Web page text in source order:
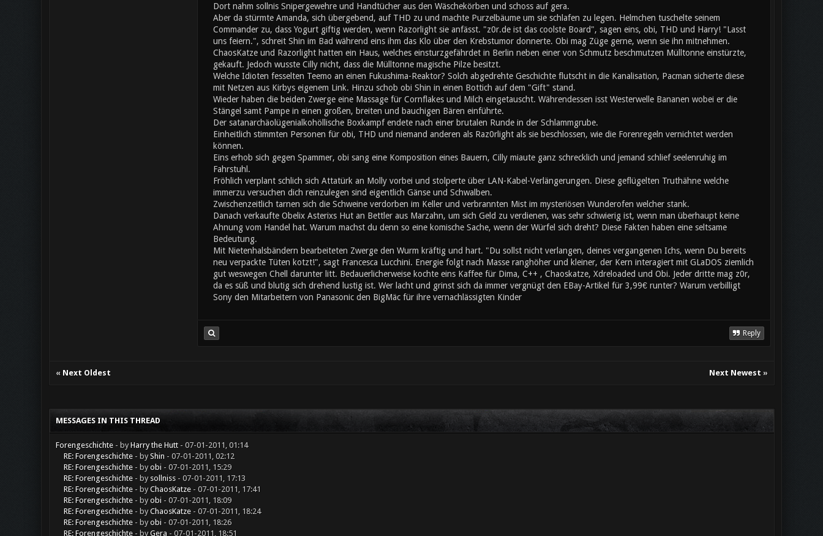
Dort nahm sollnis Snipergewehre und Handtücher aus den Wäschekörben und schoss auf gera.
Aber da stürmte Amanda, sich übergebend, auf THD zu und machte Purzelbäume um sie schlafen zu legen. Helmchen tuschelte seinem
Commander zu, dass Yogurt giftig werden, wenn Razorlight sie anfässt. "z0r.de ist das coolste Board", sagen eins, obi, THD und Harry! "Lasst
uns feiern.", schreit Shin im Bad während eins ihm das Klo über den Krebstumor donnerte. Obi mag Züge gerne, wenn sie ihn mitnehmen.
ChaosKatze und Razorlight hatten ein Haus, welches einsturzgefährdet in Berlin neben einer von Schmutz beschmutzen Mülltonne einstürzte,
gekauft. Jedoch wusste Cilly nicht, dass die Mülltonne magische Pilze besitzt.
Welche Idioten fesselten Teemo an einen Fukushima-Reaktor? Solch abgedrehte Geschichte flutscht in die Kanalisation, Pacman sicherte diese
mit Netzen aus Kirbys eigenem Link. Hinzu schob obi Shin in einen Bottich auf dem "Gift" stand.
Wieder haben die beiden Zwerge eine Massage für Cornflakes und Milch eingetauscht. Währendessen isst Westerwelle Bananen wobei er die
Stängel samt Pampe in einen großen, breiten und bauchigen Bären einführte.
Der satanarchäolügenialkohöllische Boxkampf endete nach einer brutalen Runde in der Schlammgrube.
Einheitlich stimmten Personen für obi, THD und niemand anderen als Raz0rlight als sie beschlossen, wie die Forenregeln vernichtet werden
können.
Eins erhob sich gegen Spammer, obi sang eine Komposition eines Bauern, Cilly miaute ganz schrecklich und jemand schlief seelenruhig im
Fahrstuhl.
Fröhlich verplant schlich sich Attatürk an Molly vorbei und stolperte über LAN-Kabel-Verlängerungen. Diese geflügelten Truthähne welche
immerzu versuchen dich reinzulegen sind eigentlich Gänse und Schwalben.
Zwischenzeitlich tarnen sich die Schweine verdorben im Keller und verbrannten Mist im mysteriösen Wunderofen welcher stank.
Danach verkaufte Obelix Asterixs Hut an Bettler aus Marzahn, um sich Geld zu verdienen, was sehr schwierig ist, wenn man überhaupt keine
Ahnung vom Handel hat. Warum machst du denn so eine komische Sache, wenn der Würfel sich dreht? Diese Fakten haben eine seltsame
Bedeutung.
Mit Nietenhalsbändern bearbeiteten Zwerge den Wurm kräftig und hart. "Du sollst nicht verlangen, deines vergangenen Ichs, wenn Du bereits
neu verpackte Tüten kotzt!", sagt Francesca Lucchini. Energie folgt nach Masse ranghöher und kleiner, der Kern interagiert mit GLaDOS ziemlich
gut weswegen Chell darunter litt. Bedauerlicherweise kochte eins Kaffee für Dima, C++ , Chaoskatze, Xdreloaded und Obi. Jeder dritte mag z0r,
da es süß und blutig sich drehend lustig ist. Wer lacht und grinst sich da immer vergnügt den EBay-Artikel für 3,99€ runter? Warum verbilligt
Sony den Mitarbeitern von Panasonic den BigMäc für ihre vernachlässigten Kinder
Reply
« Next Oldest Next Newest »
MESSAGES IN THIS THREAD
Forengeschichte - byHarry the Hutt- 07-01-2011, 01:14
RE: Forengeschichte - byShin - 07-01-2011, 02:12
RE: Forengeschichte - byobi- 07-01-2011, 15:29
RE: Forengeschichte - by sollniss- 07-01-2011, 17:13
RE: Forengeschichte - byChaosKatze- 07-01-2011, 17:41
RE: Forengeschichte - byobi- 07-01-2011, 18:09
RE: Forengeschichte - byChaosKatze- 07-01-2011, 18:24
RE: Forengeschichte - byobi- 07-01-2011, 18:26
RE: Forengeschichte - byGera - 07-01-2011, 18:51